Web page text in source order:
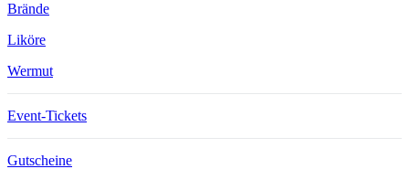
Brände
Liköre
Wermut
Event-Tickets
Gutscheine